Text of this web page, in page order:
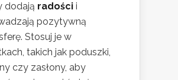
dodają radości i
pozytywną
Stosuj je w
takich jak poduszki,
czy zasłony, aby